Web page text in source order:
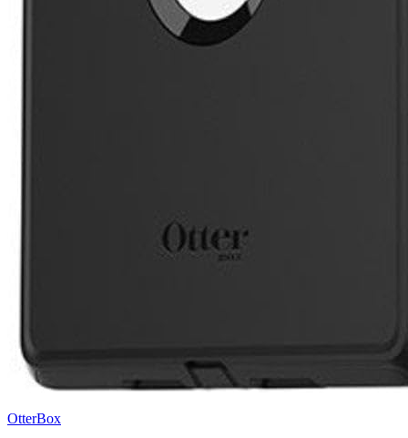
OtterBox